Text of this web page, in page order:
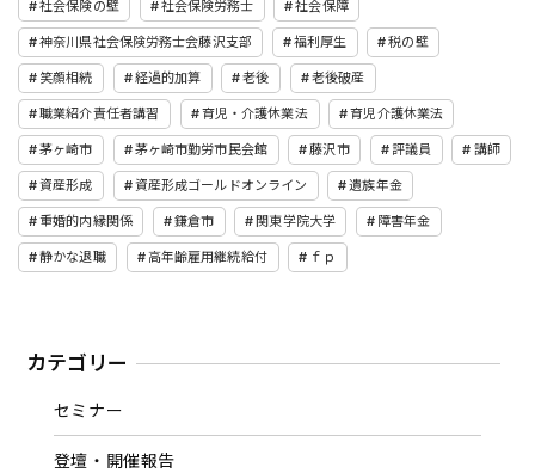
社会保険の壁 社会保険労務士 社会保障
神奈川県社会保険労務士会藤沢支部 福利厚生 税の壁
笑顔相続 経過的加算 老後 老後破産
職業紹介責任者講習 育児・介護休業法 育児介護休業法
茅ヶ崎市 茅ヶ崎市勤労市民会館 藤沢市 評議員 講師
資産形成 資産形成ゴールドオンライン 遺族年金
重婚的内縁関係 鎌倉市 関東学院大学 障害年金
静かな退職 高年齢雇用継続給付 ｆｐ
カテゴリー
セミナー
登壇・開催報告